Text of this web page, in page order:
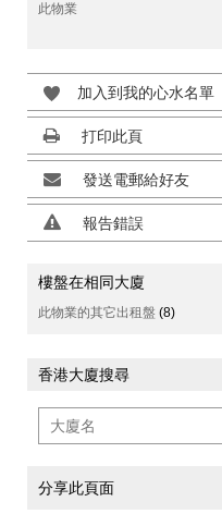
此物業
加入到我的心水名單
打印此頁
發送電郵給好友
報告錯誤
樓盤在相同大廈
此物業的其它出租盤 (8)
香港大廈搜尋
分享此頁面